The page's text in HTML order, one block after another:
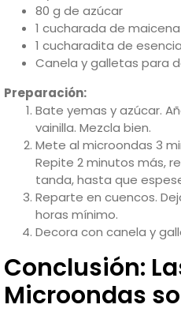
80 g de azúcar
1 cucharada de maicena
1 cucharadita de
Canela y galletas para
Preparación:
Bate yemas y azúcar.
vainilla. Mezcla bien.
Mete al microondas 3
Repite 2 minutos más,
tanda, hasta que
Reparte en cuencos.
horas mínimo.
Decora con canela y
Conclusión:
Microondas